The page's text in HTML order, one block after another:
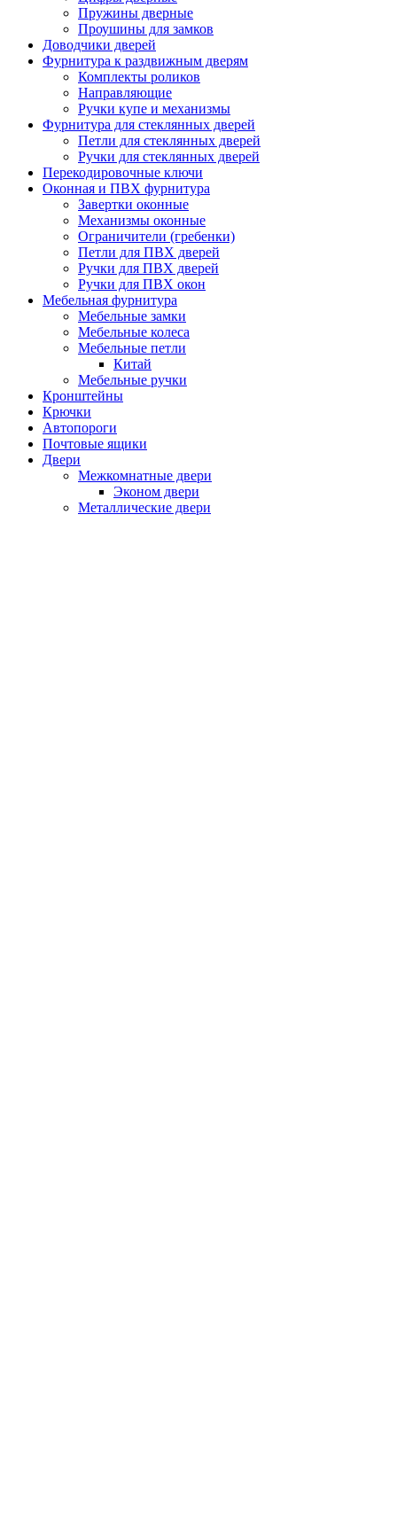
Пружины дверные
Проушины для замков
Доводчики дверей
Фурнитура к раздвижным дверям
Комплекты роликов
Направляющие
Ручки купе и механизмы
Фурнитура для стеклянных дверей
Петли для стеклянных дверей
Ручки для стеклянных дверей
Перекодировочные ключи
Оконная и ПВХ фурнитура
Завертки оконные
Механизмы оконные
Ограничители (гребенки)
Петли для ПВХ дверей
Ручки для ПВХ дверей
Ручки для ПВХ окон
Мебельная фурнитура
Мебельные замки
Мебельные колеса
Мебельные петли
Китай
Мебельные ручки
Кронштейны
Крючки
Автопороги
Почтовые ящики
Двери
Межкомнатные двери
Эконом двери
Металлические двери